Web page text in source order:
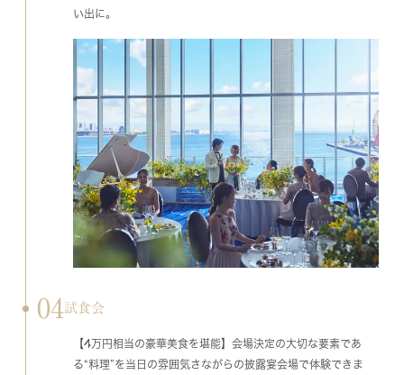
い出に。
04試食会
【4万円相当の豪華美食を堪能】会場決定の大切な要素であ
る“料理”を当日の雰囲気さながらの披露宴会場で体験できま